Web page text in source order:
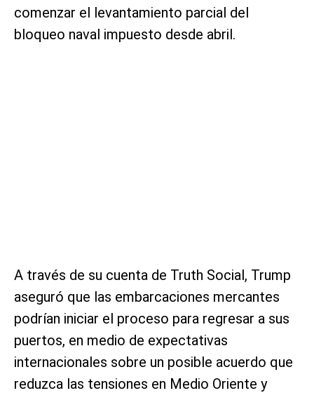
comenzar el levantamiento parcial del
bloqueo naval impuesto desde abril.
A través de su cuenta de Truth Social, Trump
aseguró que las embarcaciones mercantes
podrían iniciar el proceso para regresar a sus
puertos, en medio de expectativas
internacionales sobre un posible acuerdo que
reduzca las tensiones en Medio Oriente y